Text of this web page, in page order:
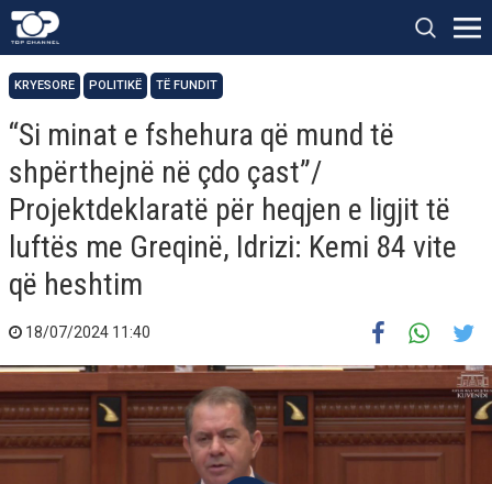
KRYESORE POLITIKË TË FUNDIT
“Si minat e fshehura që mund të
shpërthejnë në çdo çast”/
Projektdeklaratë për heqjen e ligjit të
luftës me Greqinë, Idrizi: Kemi 84 vite
që heshtim
18/07/2024 11:40